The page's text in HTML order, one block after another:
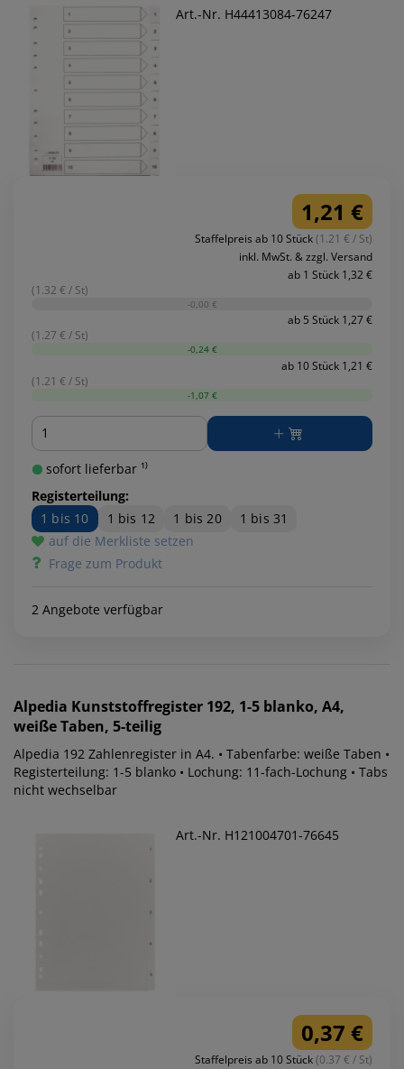
Art.-Nr. H44413084-76247
1,21 €
Staffelpreis ab 10 Stück(1.21 € / St)
inkl. MwSt. & zzgl. Versand
ab 1 Stück 1,32 €
(1.32 € / St)
-0,00 €
ab 5 Stück 1,27 €
(1.27 € / St)
-0,24 €
ab 10 Stück 1,21 €
(1.21 € / St)
-1,07 €
Menge
sofort lieferbar ¹⁾
Registerteilung:
1 bis 10
1 bis 12 1 bis 20
1 bis 31
auf die Merkliste setzen
Frage zum Produkt
2 Angebote verfügbar
Alpedia Kunststoffregister 192, 1-5 blanko, A4,
weiße Taben, 5-teilig
Alpedia 192 Zahlenregister in A4. • Tabenfarbe: weiße Taben •
Registerteilung: 1-5 blanko • Lochung: 11-fach-Lochung • Tabs
nicht wechselbar
Art.-Nr. H121004701-76645
0,37 €
Staffelpreis ab 10 Stück(0.37 € / St)